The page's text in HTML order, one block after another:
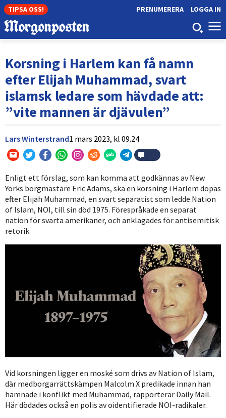
TIPSA OSS! LOGGA IN
PRENUMERERA
Korsning i Harlem kan få namn
efter Elijah Muhammad, svart
islamsk ledare som hävdade att:
”vite mannen är djävulen”
Lars Winterstrand1 mars 2023, kl 09.24
Enligt ett förslag, som kan komma att godkännas av New
Yorks borgmästare Eric Adams, ska en korsning i Harlem döpas
efter Elijah Muhammad, en svart separatist som ledde Nation
of Islam, NOI, till sin död 1975. Förespråkade en separat
nation för svarta amerikaner, och anklagades för antisemitisk
retorik.
Vid korsningen ligger en moské som drivs av Nation of Islam,
där medborgarrättskämpen Malcolm X predikade innan han
hamnade i konflikt med Muhammad, rapporterar Daily Mail.
Här dödades också en polis av oidentifierade NOI-radikaler.